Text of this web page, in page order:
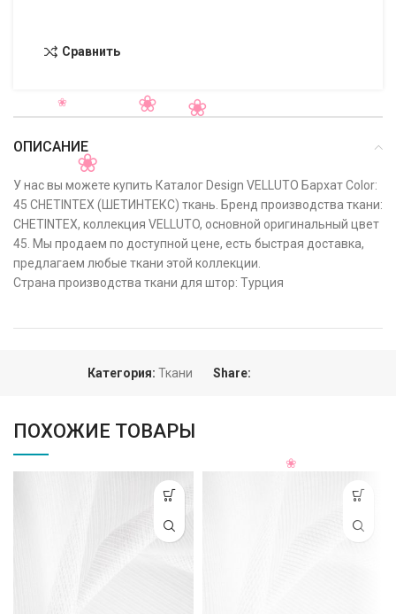
Сравнить
ОПИСАНИЕ
У нас вы можете купить Каталог Design VELLUTO Бархат Color:
45 CHETINTEX (ШЕТИНТЕКС) ткань. Бренд производства ткани:
CHETINTEX, коллекция VELLUTO, основной оригинальный цвет
45. Мы продаем по доступной цене, есть быстрая доставка,
предлагаем любые ткани этой коллекции.
Страна производства ткани для штор: Турция
Категория: Ткани Share:
ПОХОЖИЕ ТОВАРЫ